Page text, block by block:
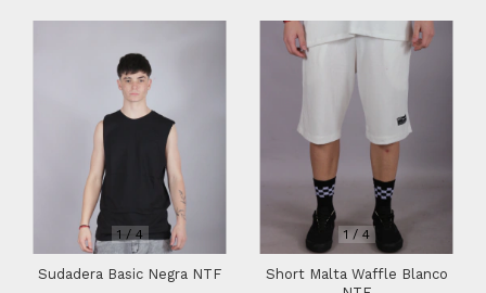
1 / 4
Sudadera Basic Negra NTF
1/ 4
Short Malta Waffle Blanco